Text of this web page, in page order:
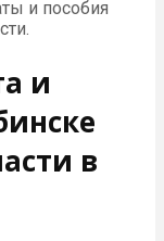
и пособия
и
в